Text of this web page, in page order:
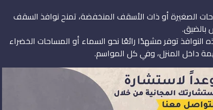
الصغيرة أو ذات الأسقف المنخفضة، تمنح نوافذ السقف
بالضيق.
النوافذ توفر مشهدًا رائعًا نحو السماء أو المساحات الخضراء
داخل المنزل، وفي كل المواسم.